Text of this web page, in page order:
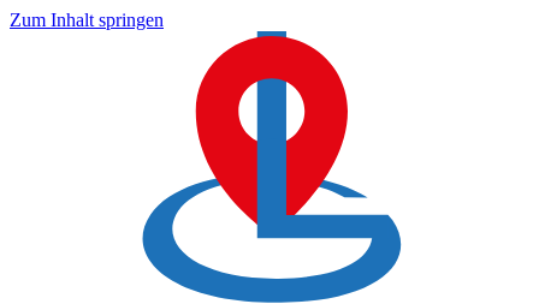
Zum Inhalt springen